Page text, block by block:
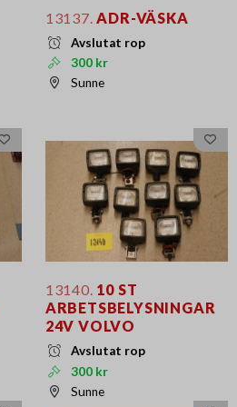
13137. ADR-VÄSKA
Avslutat rop
300 kr
Sunne
13140. 10 ST
ARBETSBELYSNINGAR
24V VOLVO
Avslutat rop
300 kr
Sunne